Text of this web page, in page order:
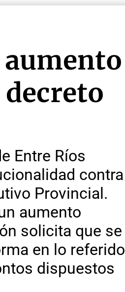
Entre Ríos
contra
Provincial.
aumento
solicita que se
en lo referido
dispuestos